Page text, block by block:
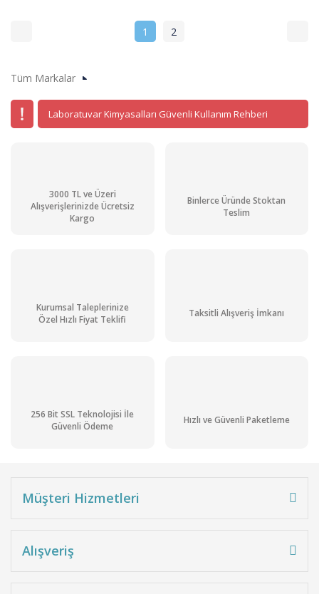
1 2
Tüm Markalar
Laboratuvar Kimyasalları Güvenli Kullanım Rehberi
3000 TL ve Üzeri
Alışverişlerinizde Ücretsiz
Kargo
Binlerce Üründe Stoktan
Teslim
Kurumsal Taleplerinize
Özel Hızlı Fiyat Teklifi
Taksitli Alışveriş İmkanı
256 Bit SSL Teknolojisi İle
Güvenli Ödeme
Hızlı ve Güvenli Paketleme
Müşteri Hizmetleri
Alışveriş